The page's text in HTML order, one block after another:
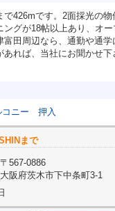
で426mです。2面採光の
グが18帖以上あり、オ
田周辺なら、通勤や通
れば、当社にお聞かせ下
ニー 押入
まで
〒567-0886
大阪府茨木市下中条町3-1